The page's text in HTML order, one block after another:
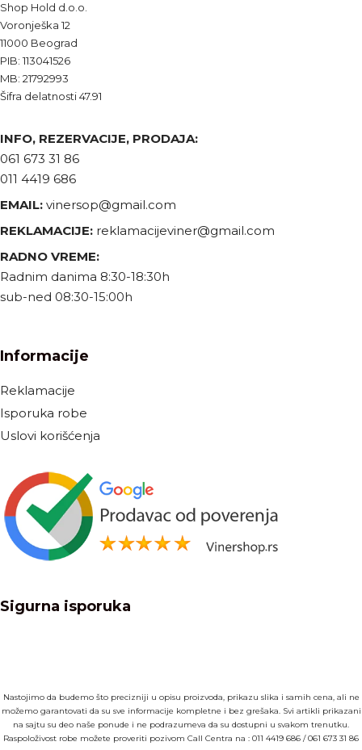
Shop Hold d.o.o.
Voronješka 12
11000 Beograd
PIB: 113041526
MB: 21792993
Šifra delatnosti 47.91
INFO, REZERVACIJE, PRODAJA:
061 673 31 86
011 4419 686
EMAIL: vinersop@gmail.com
REKLAMACIJE: reklamacijeviner@gmail.com
RADNO VREME:
Radnim danima 8:30-18:30h
sub-ned 08:30-15:00h
Informacije
Reklamacije
Isporuka robe
Uslovi korišćenja
Sigurna isporuka
Nastojimo da budemo što precizniji u opisu proizvoda, prikazu slika i samih cena, ali ne
možemo garantovati da su sve informacije kompletne i bez grešaka. Svi artikli prikazani
na sajtu su deo naše ponude i ne podrazumeva da su dostupni u svakom trenutku.
Raspoloživost robe možete proveriti pozivom Call Centra na : 011 4419 686 /061 673 31 86